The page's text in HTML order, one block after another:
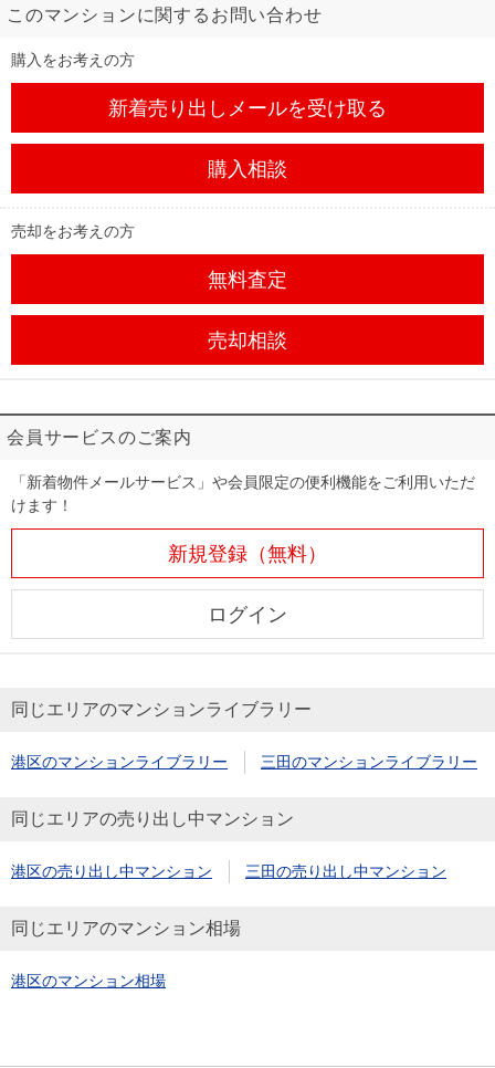
このマンションに関するお問い合わせ
購入をお考えの方
新着売り出しメールを受け取る
購入相談
売却をお考えの方
無料査定
売却相談
会員サービスのご案内
「新着物件メールサービス」や会員限定の便利機能をご利用いただ
けます！
新規登録（無料）
ログイン
同じエリアのマンションライブラリー
港区のマンションライブラリー 三田のマンションライブラリー
同じエリアの売り出し中マンション
港区の売り出し中マンション 三田の売り出し中マンション
同じエリアのマンション相場
港区のマンション相場